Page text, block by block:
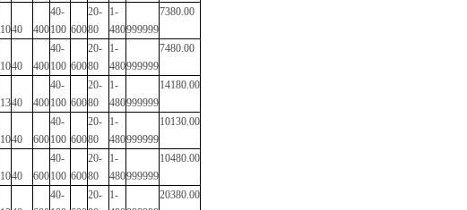
1040 400
40-
100 600
20-
80
1-
480999999
7380.00
1040 400
40-
100 600
20-
80
1-
480999999
7480.00
1340 400
40-
100 600
20-
80
1-
480999999
14180.00
1040 600
40-
100 600
20-
80
1-
480999999
10130.00
1040 600
40-
100 600
20-
80
1-
480999999
10480.00
40-
20-
1-
20380.00